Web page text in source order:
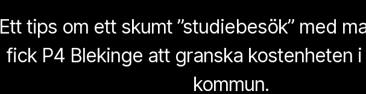
Ett tips om ett skumt ”studiebesök” med
fick P4 Blekinge att granska kostenheten i
kommun.